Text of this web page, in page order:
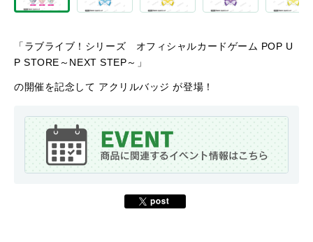
「ラブライブ！シリーズ オフィシャルカードゲーム POP U
P STORE～NEXT STEP～」
の開催を記念して アクリルバッジ が登場！